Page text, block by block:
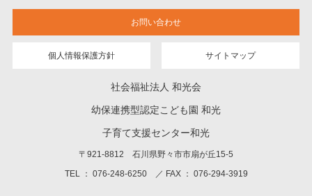
お問い合わせ
個人情報保護方針 サイトマップ
社会福祉法人 和光会
幼保連携型認定こども園 和光
子育て支援センター和光
〒921-8812 石川県野々市市扇が丘15-5
TEL ： 076-248-6250 ／ FAX ： 076-294-3919